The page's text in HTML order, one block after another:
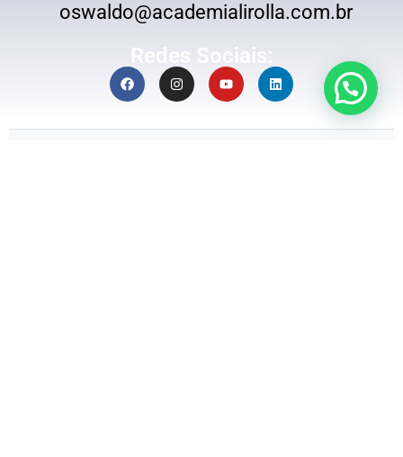
oswaldo@academialirolla.com.br
Redes Sociais: